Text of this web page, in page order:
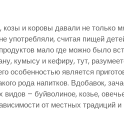
и коровы давали не только
употребляли, считая пищей
мало где можно было
кумысу и кефиру, тут,
особенностью является
рода напитков. Вдобавок,
видов – буйволиное, козье,
от местных традиций и